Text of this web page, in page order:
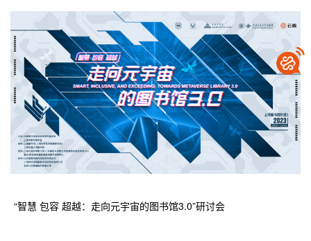
“智慧 包容 超越：走向元宇宙的图书馆3.0”研讨会